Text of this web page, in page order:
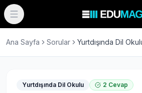
Ana Sayfa Sorular Yurtdışında Dil
Yurtdışında Dil Okulu 2 Cevap